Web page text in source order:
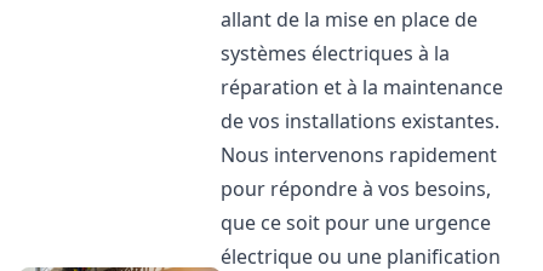
allant de la mise en place de
systèmes électriques à la
réparation et à la maintenance
de vos installations existantes.
Nous intervenons rapidement
pour répondre à vos besoins,
que ce soit pour une urgence
électrique ou une planification